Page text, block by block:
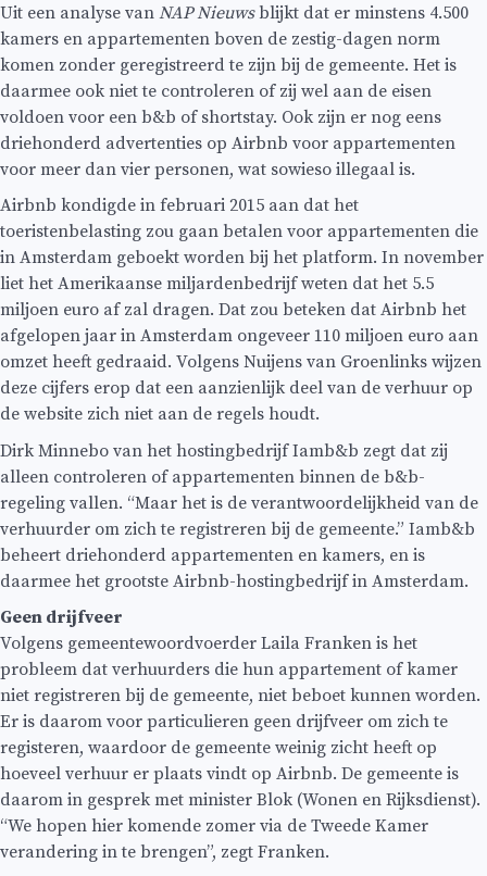
Uit een analyse van NAP Nieuwsblijkt dat er minstens 4.500
kamers en appartementen boven de zestig-dagen norm
komen zonder geregistreerd te zijn bij de gemeente. Het is
daarmee ook niet te controleren of zij wel aan de eisen
voldoen voor een b&b of shortstay. Ook zijn er nog eens
driehonderd advertenties op Airbnb voor appartementen
voor meer dan vier personen, wat sowieso illegaal is.
Airbnb kondigde in februari 2015 aan dat het
toeristenbelasting zou gaan betalen voor appartementen die
in Amsterdam geboekt worden bij het platform. In november
liet het Amerikaanse miljardenbedrijf weten dat het 5.5
miljoen euro af zal dragen. Dat zou beteken dat Airbnb het
afgelopen jaar in Amsterdam ongeveer 110 miljoen euro aan
omzet heeft gedraaid. Volgens Nuijens van Groenlinks wijzen
deze cijfers erop dat een aanzienlijk deel van de verhuur op
de website zich niet aan de regels houdt.
Dirk Minnebo van het hostingbedrijf Iamb&b zegt dat zij
alleen controleren of appartementen binnen de b&b-
regeling vallen. “Maar het is de verantwoordelijkheid van de
verhuurder om zich te registreren bij de gemeente.” Iamb&b
beheert driehonderd appartementen en kamers, en is
daarmee het grootste Airbnb-hostingbedrijf in Amsterdam.
Geen drijfveer
Volgens gemeentewoordvoerder Laila Franken is het
probleem dat verhuurders die hun appartement of kamer
niet registreren bij de gemeente, niet beboet kunnen worden.
Er is daarom voor particulieren geen drijfveer om zich te
registeren, waardoor de gemeente weinig zicht heeft op
hoeveel verhuur er plaats vindt op Airbnb. De gemeente is
daarom in gesprek met minister Blok (Wonen en Rijksdienst).
“We hopen hier komende zomer via de Tweede Kamer
verandering in te brengen”, zegt Franken.